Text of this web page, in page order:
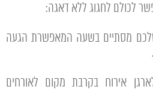
לכולם לחגוג ללא דאגה:
מסתיים בשעה המאפשרת הגעה
אירוח בקרבת מקום לאורחים